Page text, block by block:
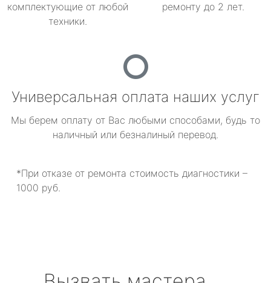
комплектующие от любой
техники.
ремонту до 2 лет.
Универсальная оплата наших услуг
Мы берем оплату от Вас любыми способами, будь то
наличный или безналиный перевод.
*При отказе от ремонта стоимость диагностики –
1000 руб.